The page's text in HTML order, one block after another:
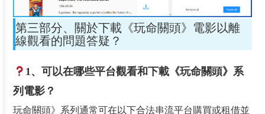
第三部分、關於下載《玩命關頭》電影以離
線觀看的問題答疑？
1、可以在哪些平台觀看和下載《玩命關頭》系
列電影？
玩命關頭》系列通常可在以下合法串流平台購買或租借並